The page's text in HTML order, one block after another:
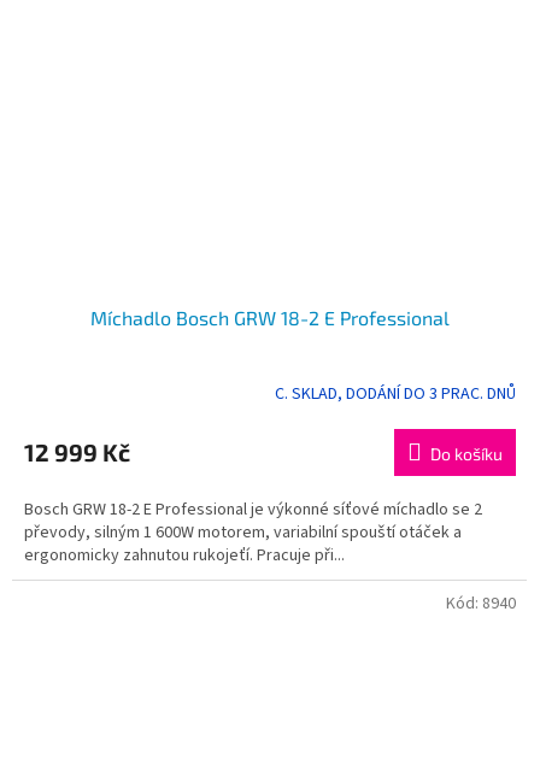
Míchadlo Bosch GRW 18-2 E Professional
C. SKLAD, DODÁNÍ DO 3 PRAC. DNŮ
12 999 Kč Do košíku
Bosch GRW 18-2 E Professional je výkonné síťové míchadlo se 2
převody, silným 1 600W motorem, variabilní spouští otáček a
ergonomicky zahnutou rukojeťí. Pracuje při...
Kód: 8940